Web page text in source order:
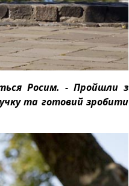
Росим. - Пройшли з
та готовий зробити